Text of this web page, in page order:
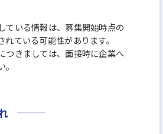
ている情報は、募集開始時点の
れている可能性があります。
つきましては、面接時に企業へ